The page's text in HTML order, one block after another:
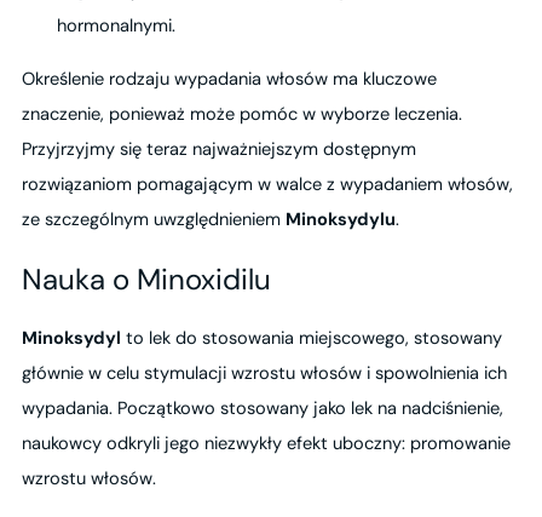
hormonalnymi.
Określenie rodzaju wypadania włosów ma kluczowe
znaczenie, ponieważ może pomóc w wyborze leczenia.
Przyjrzyjmy się teraz najważniejszym dostępnym
rozwiązaniom pomagającym w walce z wypadaniem włosów,
ze szczególnym uwzględnieniem Minoksydylu.
Nauka o Minoxidilu
Minoksydyl to lek do stosowania miejscowego, stosowany
głównie w celu stymulacji wzrostu włosów i spowolnienia ich
wypadania. Początkowo stosowany jako lek na nadciśnienie,
naukowcy odkryli jego niezwykły efekt uboczny: promowanie
wzrostu włosów.